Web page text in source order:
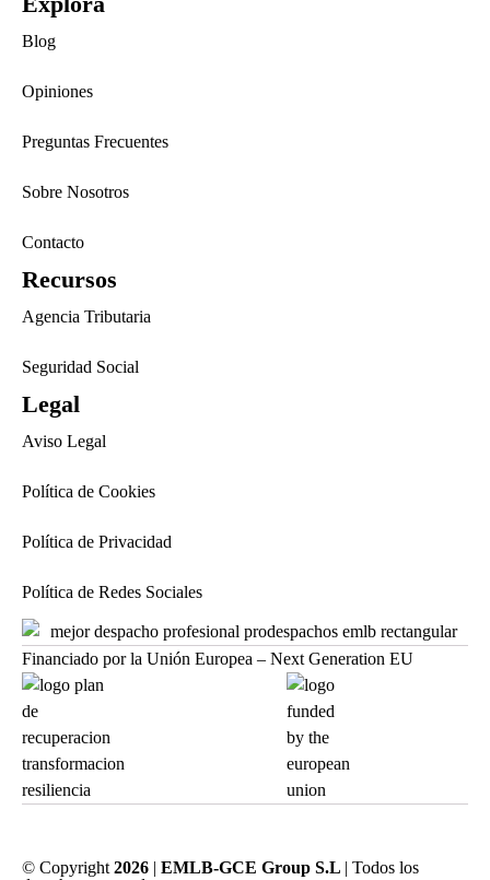
Blog
Opiniones
Preguntas Frecuentes
Sobre Nosotros
Contacto
Recursos
Agencia Tributaria
Seguridad Social
Legal
Aviso Legal
Política de Cookies
Política de Privacidad
Política de Redes Sociales
Financiado por la Unión Europea – Next Generation EU
© Copyright 2026 | EMLB-GCE Group S.L | Todos los